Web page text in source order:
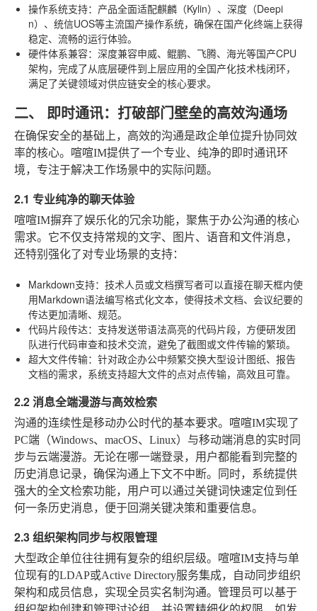
操作系统支持：产品全面适配麒麟（Kylin）、深度（Deepi
n）、统信UOS等主流国产操作系统，确保在国产化终端上获得
稳定、流畅的运行体验。
硬件体系兼容：深度兼容申威、鲲鹏、飞腾、海光等国产CPU
架构，完成了从底层硬件到上层应用的全国产化技术栈闭环，
满足了关键领域对供应链安全的核心要求。
二、 即时通讯：打破部门壁垒的高效沟通场
在确保安全的基础上，高效的沟通是政企单位提升协同效
率的核心。喧喧IM提供了一个专业、纯净的即时通讯环
境，专注于解决工作场景中的实际问题。
2.1 专业纯净的聊天体验
喧喧IM摒弃了娱乐化的冗余功能，聚焦于办公沟通的核心
需求。它不仅支持常规的文字、图片、语音和文件消息，
还特别强化了对专业场景的支持：
Markdown支持：技术人员或文档撰写者可以直接在聊天框内使
用Markdown语法编写格式化文本，使得技术文档、会议纪要的
传达更加清晰、规范。
代码片段传达：支持发送带语法高亮的代码片段，方便研发团
队进行代码审查和技术交流，避免了截图或文件传输的繁琐。
超大文件传输：针对政企办公中频繁交换大型设计图纸、报告
文档的需求，系统支持超大文件的点对点传输，高效且可靠。
2.2 消息全端漫游与高效检索
沟通的连续性是移动办公时代的基本要求。喧喧IM实现了
PC端（Windows、macOS、Linux）与移动端消息的实时同
步与云端漫游。无论在哪一端登录，用户都能看到完整的
历史消息记录，确保沟通上下文不中断。同时，系统提供
强大的全文检索功能，用户可以通过关键词快速定位到任
何一条历史消息，便于回溯关键决策和重要信息。
2.3 组织架构同步与权限管理
大型政企单位往往拥有复杂的组织层级。喧喧IM支持与单
位现有的LDAP或Active Directory服务集成，自动同步组织
架构和成员信息，实现全员实名制沟通。管理员可以基于